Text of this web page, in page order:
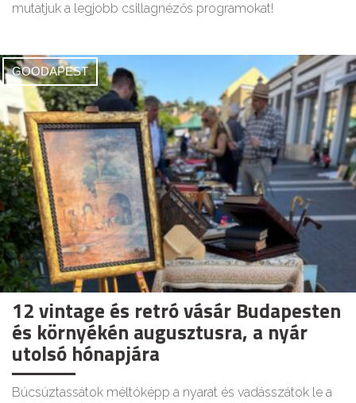
mutatjuk a legjobb csillagnézős programokat!
GOODAPEST
12 vintage és retró vásár Budapesten
és környékén augusztusra, a nyár
utolsó hónapjára
Búcsúztassátok méltóképp a nyarat és vadásszátok le a